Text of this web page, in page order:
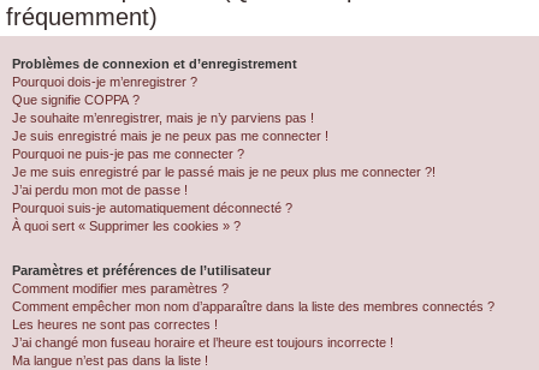
fréquemment)
Problèmes de connexion et d’enregistrement
Pourquoi dois-je m’enregistrer ?
Que signifie COPPA ?
Je souhaite m’enregistrer, mais je n’y parviens pas !
Je suis enregistré mais je ne peux pas me connecter !
Pourquoi ne puis-je pas me connecter ?
Je me suis enregistré par le passé mais je ne peux plus me connecter ?!
J’ai perdu mon mot de passe !
Pourquoi suis-je automatiquement déconnecté ?
À quoi sert « Supprimer les cookies » ?
Paramètres et préférences de l’utilisateur
Comment modifier mes paramètres ?
Comment empêcher mon nom d’apparaître dans la liste des membres connectés ?
Les heures ne sont pas correctes !
J’ai changé mon fuseau horaire et l’heure est toujours incorrecte !
Ma langue n’est pas dans la liste !